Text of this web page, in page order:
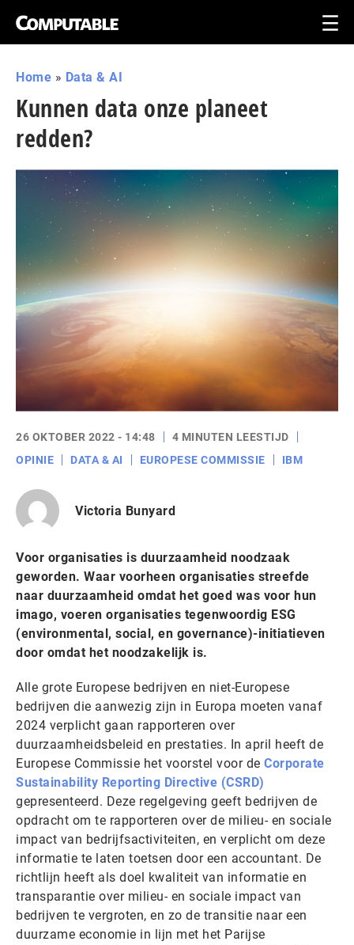
Home » Data & AI
Kunnen data onze planeet
redden?
26 OKTOBER 2022 - 14:48
4 MINUTEN LEESTIJD
OPINIE
DATA & AI EUROPESE COMMISSIE IBM
Victoria Bunyard
Voor organisaties is duurzaamheid noodzaak
geworden. Waar voorheen organisaties streefde
naar duurzaamheid omdat het goed was voor hun
imago, voeren organisaties tegenwoordig ESG
(environmental, social, en governance)-initiatieven
door omdat het noodzakelijk is.
Alle grote Europese bedrijven en niet-Europese
bedrijven die aanwezig zijn in Europa moeten vanaf
2024 verplicht gaan rapporteren over
duurzaamheidsbeleid en prestaties. In april heeft de
Europese Commissie het voorstel voor de Corporate
Sustainability Reporting Directive (CSRD)
gepresenteerd. Deze regelgeving geeft bedrijven de
opdracht om te rapporteren over de milieu- en sociale
impact van bedrijfsactiviteiten, en verplicht om deze
informatie te laten toetsen door een accountant. De
richtlijn heeft als doel kwaliteit van informatie en
transparantie over milieu- en sociale impact van
bedrijven te vergroten, en zo de transitie naar een
duurzame economie in lijn met het Parijse